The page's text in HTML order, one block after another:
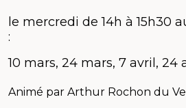
le mercredi de 14h à 15h30
:
10 mars, 24 mars, 7 avril, 24
Animé par Arthur Rochon du